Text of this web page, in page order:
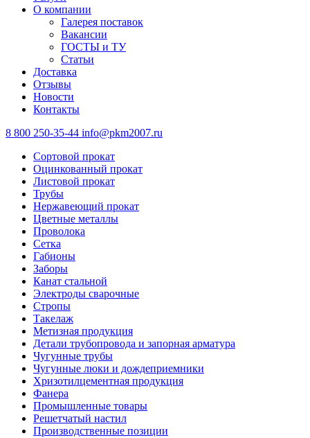
О компании
Галерея поставок
Вакансии
ГОСТЫ и ТУ
Статьи
Доставка
Отзывы
Новости
Контакты
8 800 250-35-44 info@pkm2007.ru
Сортовой прокат
Оцинкованный прокат
Листовой прокат
Трубы
Нержавеющий прокат
Цветные металлы
Проволока
Сетка
Габионы
Заборы
Канат стальной
Электроды сварочные
Стропы
Такелаж
Метизная продукция
Детали трубопровода и запорная арматура
Чугунные трубы
Чугунные люки и дождеприемники
Хризотилцементная продукция
Фанера
Промышленные товары
Решетчатый настил
Производственные позиции